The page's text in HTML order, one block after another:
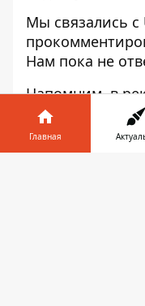
Мы связались с
Нам пока не
Напомним,в
снялся даже
Главная